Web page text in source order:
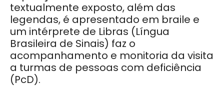
textualmente exposto, além das
legendas, é apresentado em braile e
um intérprete de Libras (Língua
Brasileira de Sinais) faz o
acompanhamento e monitoria da visita
a turmas de pessoas com deficiência
(PcD).